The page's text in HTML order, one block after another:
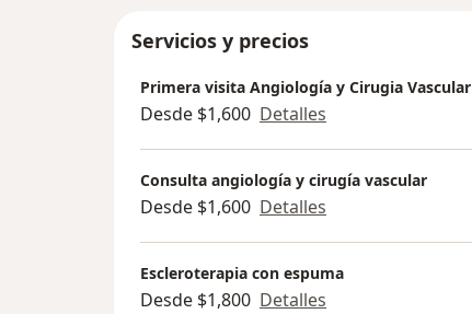
Servicios y precios
Primera visita Angiología y Cirugia Vascular
Desde $1,600 Detalles
Consulta angiología y cirugía vascular
Desde $1,600 Detalles
Escleroterapia con espuma
Desde $1,800 Detalles